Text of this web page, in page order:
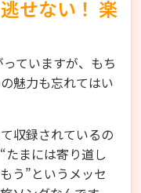
せない！ 楽
ていますが、もち
魅力も忘れてはい
収録されているの
たまには寄り道し
う”というメッセ